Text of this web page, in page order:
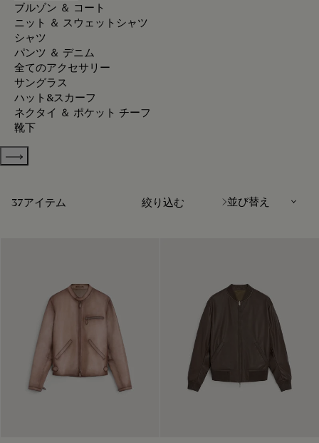
ブルゾン ＆ コート
ニット ＆ スウェットシャツ
シャツ
パンツ ＆ デニム
全てのアクセサリー
サングラス
ハット&スカーフ
ネクタイ ＆ ポケット チーフ
靴下
Show more categories
37アイテム 絞り込む